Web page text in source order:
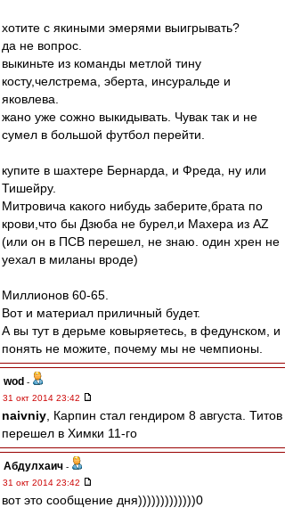
хотите с якиными эмерями выигрывать?
да не вопрос.
выкиньте из команды метлой тину
косту,челстрема, эберта, инсуральде и
яковлева.
жано уже сожно выкидывать. Чувак так и не
сумел в большой футбол перейти.
купите в шахтере Бернарда, и Фреда, ну или
Тишейру.
Митровича какого нибудь заберите,брата по
крови,что бы Дзюба не бурел,и Махера из АZ
(или он в ПСВ перешел, не знаю. один хрен не
уехал в миланы вроде)
Миллионов 60-65.
Вот и материал приличный будет.
А вы тут в дерьме ковыряетесь, в федунском, и
понять не можите, почему мы не чемпионы.
wod -
31 окт 2014 23:42
naivniy , Карпин стал гендиром 8 августа. Титов
перешел в Химки 11-го
Абдулхаич -
31 окт 2014 23:42
вот это сообщение дня)))))))))))))0